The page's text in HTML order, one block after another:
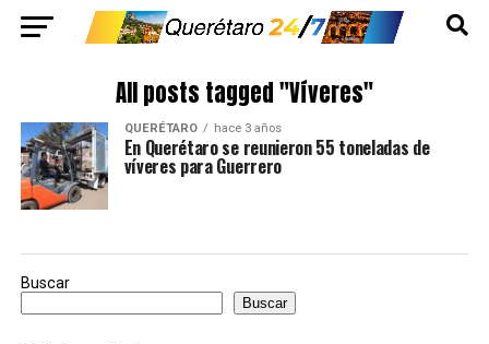
All posts tagged "Víveres"
QUERÉTARO hace 3 años
En Querétaro se reunieron 55 toneladas de
víveres para Guerrero
Buscar
Buscar